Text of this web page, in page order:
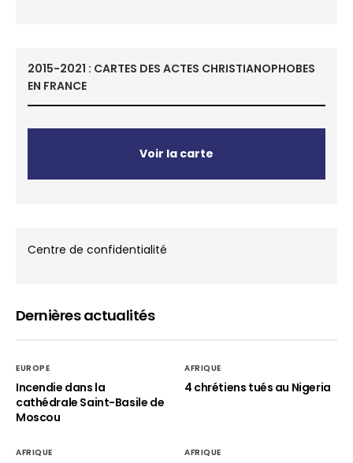
2015-2021 : CARTES DES ACTES CHRISTIANOPHOBES
EN FRANCE
Voir la carte
Centre de confidentialité
Dernières actualités
EUROPE
Incendie dans la
cathédrale Saint-Basile de
Moscou
AFRIQUE
4 chrétiens tués au Nigeria
AFRIQUE AFRIQUE